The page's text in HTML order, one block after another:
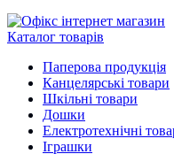
Каталог товарів
Паперова продукція
Канцелярські товари
Шкільні товари
Дошки
Електротехнічні
Іграшки